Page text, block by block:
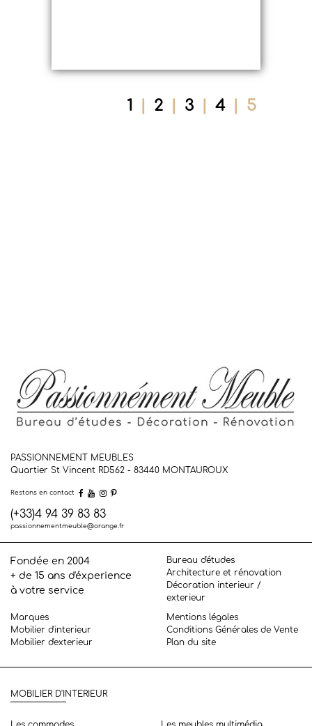
1 2 3 4 5
PASSIONNEMENT MEUBLES
Quartier St Vincent RD562 - 83440 MONTAUROUX
Restons en contact
(+33)4 94 39 83 83
passionnementmeuble@orange.fr
Fondée en 2004
+ de 15 ans d'éxperience
à votre service
Bureau d'études
Architecture et rénovation
Décoration interieur /
exterieur
Marques
Mobilier d'interieur
Mobilier d'exterieur
Mentions légales
Conditions Générales de Vente
Plan du site
MOBILIER D'INTERIEUR